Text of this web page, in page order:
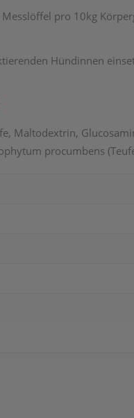
pro 10kg
Hündinnen
Maltodextrin,
procumbens